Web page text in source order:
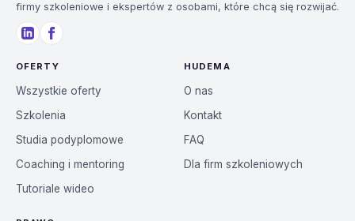
firmy szkoleniowe i ekspertów z osobami, które chcą się rozwijać.
OFERTY
Wszystkie oferty
Szkolenia
Studia podyplomowe
Coaching i mentoring
Tutoriale wideo
HUDEMA
O nas
Kontakt
FAQ
Dla firm szkoleniowych